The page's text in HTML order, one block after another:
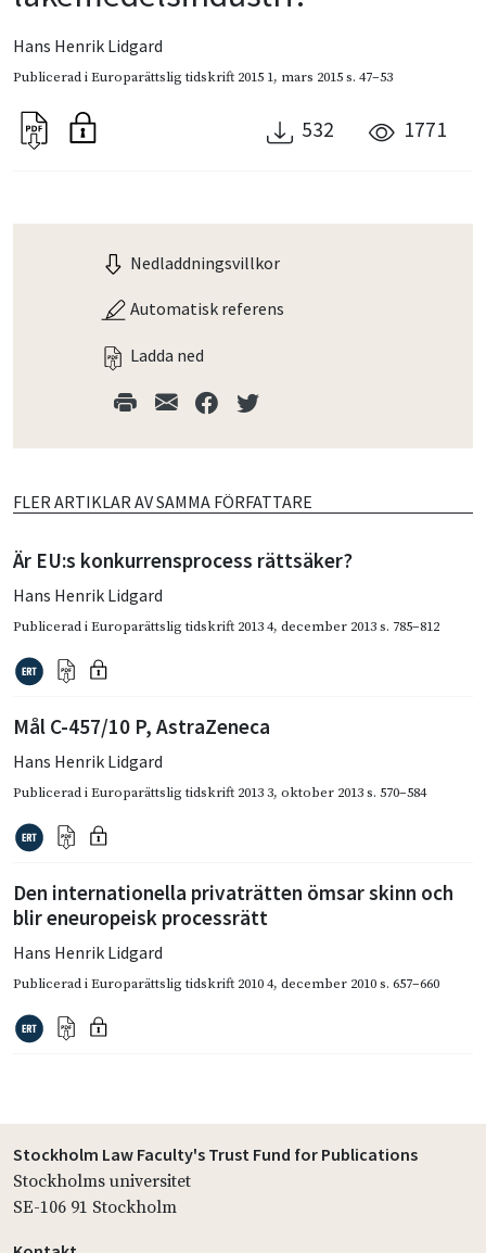
Hans Henrik Lidgard
Publicerad iEuroparättslig tidskrift 2015 1, mars 2015s. 47–53
532 1771
Nedladdningsvillkor
Automatisk referens
Ladda ned
FLER ARTIKLAR AV SAMMA FÖRFATTARE
Är EU:s konkurrensprocess rättsäker?
Hans Henrik Lidgard
Publicerad iEuroparättslig tidskrift 2013 4, december 2013s. 785–812
Mål C-457/10 P, AstraZeneca
Hans Henrik Lidgard
Publicerad iEuroparättslig tidskrift 2013 3, oktober 2013s. 570–584
Den internationella privaträtten ömsar skinn och
blir eneuropeisk processrätt
Hans Henrik Lidgard
Publicerad iEuroparättslig tidskrift 2010 4, december 2010s. 657–660
Stockholm Law Faculty's Trust Fund for Publications
Stockholms universitet
SE-106 91 Stockholm